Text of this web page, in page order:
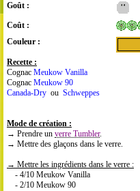
Goût :
Coût :
Couleur :
Recette :
Cognac Meukow Vanilla
Cognac Meukow 90
Canada-Dry ou Schweppes
Mode de création :
→ Prendre un verre Tumbler.
→ Mettre des glaçons dans le verre.
→ Mettre les ingrédients dans le verre :
- 4/10 Meukow Vanilla
- 2/10 Meukow 90